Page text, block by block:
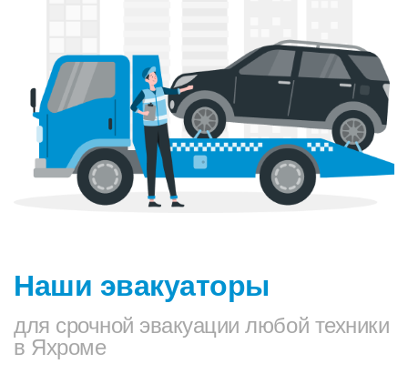
Наши эвакуаторы
для срочной эвакуации любой техники
в Яхроме